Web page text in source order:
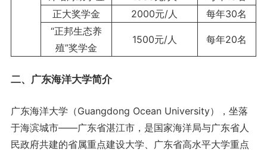
正大奖学金
2000元/人
每年30名
“正邦生态养
殖”奖学金
1500元/人 每年20名
二、广东海洋大学简介
广东海洋大学（Guangdong Ocean University），坐落
于海滨城市——广东省湛江市，是国家海洋局与广东省人
民政府共建的省属重点建设大学、广东省高水平大学重点